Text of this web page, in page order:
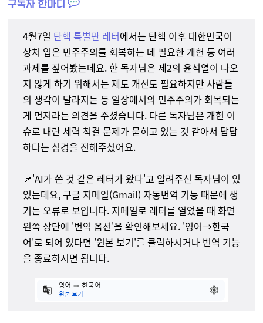
4월7일 탄핵 특별판 레터에서는 탄핵 이후 대한민국이
상처 입은 민주주의를 회복하는 데 필요한 개헌 등 여러
과제를 짚어봤는데요. 한 독자님은 제2의 윤석열이 나오
지 않게 하기 위해서는 제도 개선도 필요하지만 사람들
의 생각이 달라지는 등 일상에서의 민주주의가 회복되는
게 먼저라는 의견을 주셨습니다. 다른 독자님은 개헌 이
슈로 내란 세력 척결 문제가 묻히고 있는 것 같아서 답답
하다는 심경을 전해주셨어요.
📌'AI가 쓴 것 같은 레터가 왔다'고 알려주신 독자님이 있
었는데요, 구글 지메일(Gmail) 자동번역 기능 때문에 생
기는 오류로 보입니다. 지메일로 레터를 열었을 때 화면
왼쪽 상단에 '번역 옵션'을 확인해보세요. '영어→한국
어'로 되어 있다면 '원본 보기'를 클릭하시거나 번역 기능
을 종료하시면 됩니다.